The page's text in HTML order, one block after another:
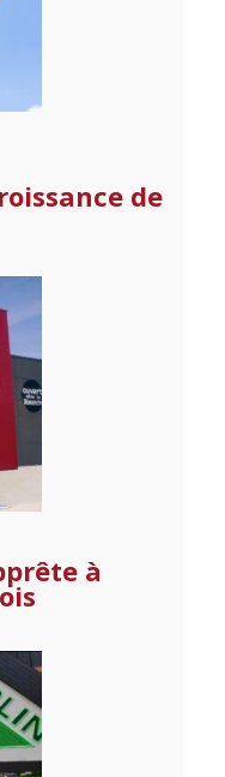
de
à